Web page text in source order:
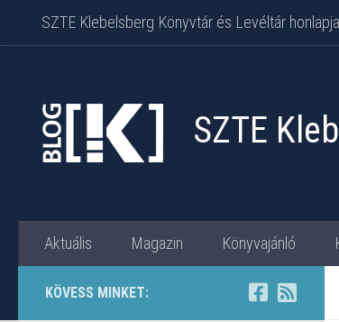
Skip to content
SZTE Klebelsberg Könyvtár és Levéltár honlapja
SZTE
Aktuális Magazin Könyvajánló
KÖVESS MINKET: